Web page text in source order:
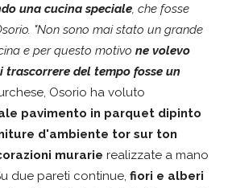
una cucina speciale , che fosse
"Non sono mai stato un grande
e per questo motivo ne volevo
del tempo fosse un
Osorio ha voluto
pavimento in parquet dipinto
d'ambiente tor sur ton
murarie realizzate a mano
due pareti continue, fiori e alberi